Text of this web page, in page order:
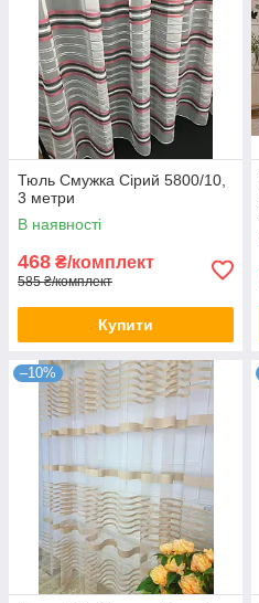
Тюль Смужка Сірий 5800/10,
3 метри
В наявності
468 ₴/комплект
585 ₴/комплект
Купити
–10%